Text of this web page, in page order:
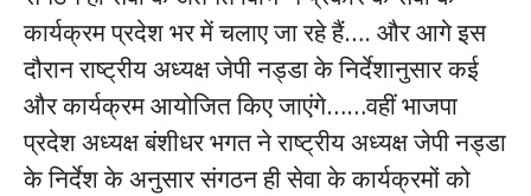
कार्यक्रम प्रदेश भर में चलाए जा रहे हैं…. और आगे इस
दौरान राष्ट्रीय अध्यक्ष जेपी नड्डा के निर्देशानुसार कई
और कार्यक्रम आयोजित किए जाएंगे……वहीं भाजपा
प्रदेश अध्यक्ष बंशीधर भगत ने राष्ट्रीय अध्यक्ष जेपी नड्डा
के निर्देश के अनुसार संगठन ही सेवा के कार्यक्रमों को